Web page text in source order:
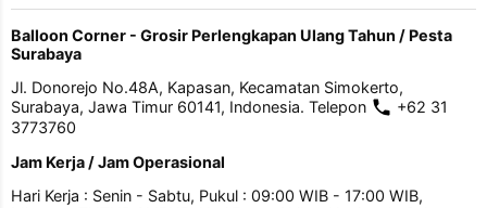
Balloon Corner - Grosir Perlengkapan Ulang Tahun / Pesta
Surabaya
Jl. Donorejo No.48A, Kapasan, Kecamatan Simokerto,
Surabaya, Jawa Timur 60141, Indonesia. Telepon
+62 31
3773760
Jam Kerja / Jam Operasional
Hari Kerja : Senin - Sabtu, Pukul : 09:00 WIB - 17:00 WIB,